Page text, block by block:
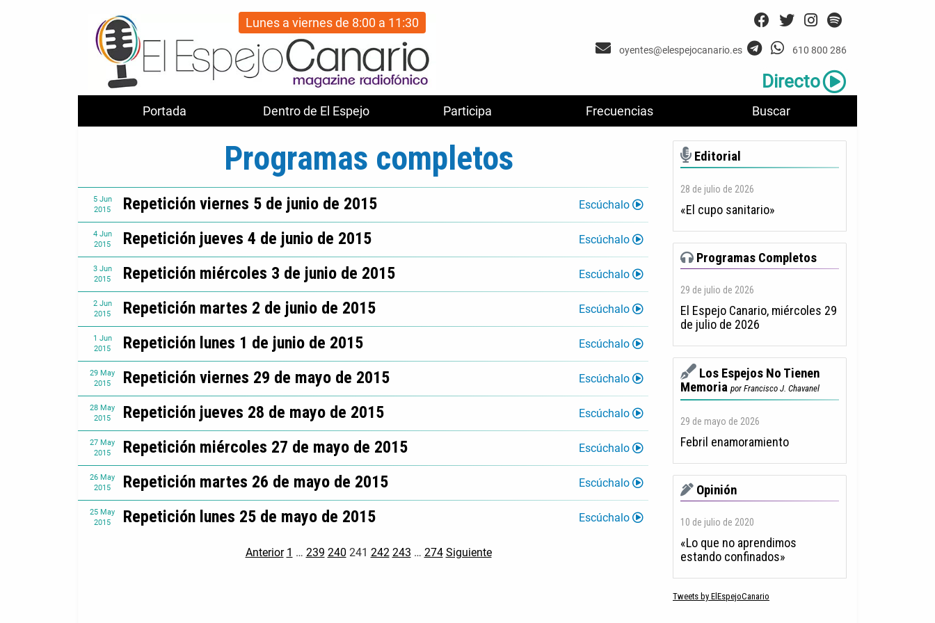
Portada Dentro de El Espejo Participa Frecuencias Buscar
Lunes a viernes de 8:00 a 11:30
oyentes@elespejocanario.es 610 800 286
Directo
Programas completos
5 Jun
2015
Repetición viernes 5 de junio de 2015 Escúchalo
4 Jun
2015
Repetición jueves 4 de junio de 2015 Escúchalo
3 Jun
2015
Repetición miércoles 3 de junio de 2015 Escúchalo
2 Jun
2015
Repetición martes 2 de junio de 2015 Escúchalo
1 Jun
2015
Repetición lunes 1 de junio de 2015 Escúchalo
29 May
2015
Repetición viernes 29 de mayo de 2015 Escúchalo
28 May
2015
Repetición jueves 28 de mayo de 2015 Escúchalo
27 May
2015
Repetición miércoles 27 de mayo de 2015 Escúchalo
26 May
2015
Repetición martes 26 de mayo de 2015 Escúchalo
25 May
2015
Repetición lunes 25 de mayo de 2015 Escúchalo
Anterior 1 … 239 240 241 242 243 … 274 Siguiente
Editorial
28 de julio de 2026
«El cupo sanitario»
Programas Completos
29 de julio de 2026
El Espejo Canario, miércoles 29
de julio de 2026
Los Espejos No Tienen
Memoria por Francisco J. Chavanel
29 de mayo de 2026
Febril enamoramiento
Opinión
10 de julio de 2020
«Lo que no aprendimos
estando confinados»
Tweets by ElEspejoCanario